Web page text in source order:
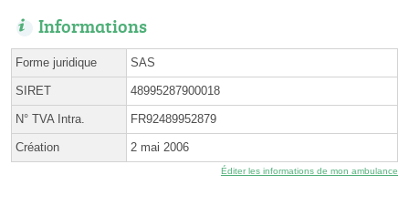
Informations
Forme juridique SAS
SIRET 48995287900018
N° TVA Intra. FR92489952879
Création 2 mai 2006
Éditer les informations de mon ambulance